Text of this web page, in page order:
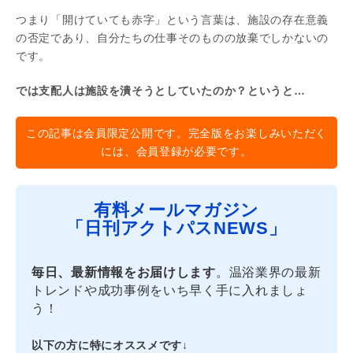
つまり「開けていても赤字」という言葉は、施設の存在意義
の否定であり、自分たちの仕事そのものの放棄でしかないの
です。
では支配人は施設を潰そうとしていたのか？というと…
この記事は会員限定公開です。完全版をお楽しみいただく
には、会員登録が必要です。
有料メールマガジン
「日刊アクトパスNEWS」
毎日、最新情報をお届けします。温浴業界の最新
トレンドや成功事例をいち早く手に入れましょ
う！
以下の方に特にオススメです↓